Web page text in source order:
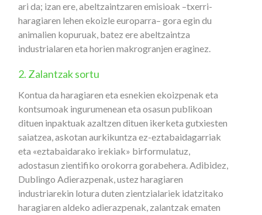
ari da; izan ere, abeltzaintzaren emisioak –txerri-
haragiaren lehen ekoizle europarra– gora egin du
animalien kopuruak, batez ere abeltzaintza
industrialaren eta horien makrogranjen eraginez.
2. Zalantzak sortu
Kontua da haragiaren eta esnekien ekoizpenak eta
kontsumoak ingurumenean eta osasun publikoan
dituen inpaktuak azaltzen dituen ikerketa gutxiesten
saiatzea, askotan aurkikuntza ez-eztabaidagarriak
eta «eztabaidarako irekiak» birformulatuz,
adostasun zientifiko orokorra gorabehera. Adibidez,
Dublingo Adierazpenak, ustez haragiaren
industriarekin lotura duten zientzialariek idatzitako
haragiaren aldeko adierazpenak, zalantzak ematen